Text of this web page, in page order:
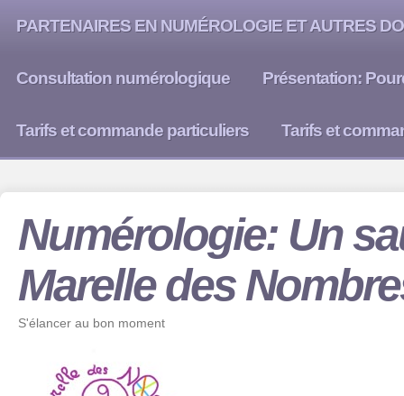
PARTENAIRES EN NUMÉROLOGIE ET AUTRES
Consultation numérologique Présentation:
Tarifs et commande particuliers Tarifs et
Numérologie: Un
Marelle des
S'élancer au bon moment